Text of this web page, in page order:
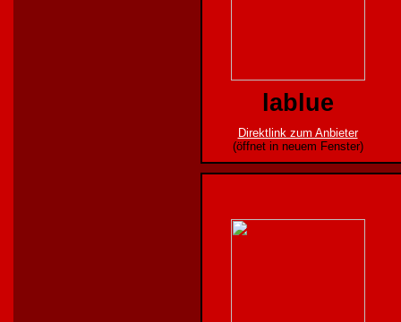
lablue
Direktlink zum Anbieter
(öffnet in neuem Fenster)